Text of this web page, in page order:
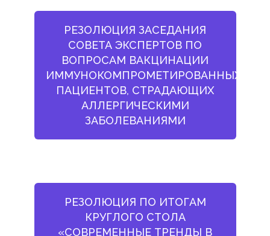
РЕЗОЛЮЦИЯ ЗАСЕДАНИЯ
СОВЕТА ЭКСПЕРТОВ ПО
ВОПРОСАМ ВАКЦИНАЦИИ
ИММУНОКОМПРОМЕТИРОВАННЫХ
ПАЦИЕНТОВ, СТРАДАЮЩИХ
АЛЛЕРГИЧЕСКИМИ
ЗАБОЛЕВАНИЯМИ
РЕЗОЛЮЦИЯ ПО ИТОГАМ
КРУГЛОГО СТОЛА
«СОВРЕМЕННЫЕ ТРЕНДЫ В